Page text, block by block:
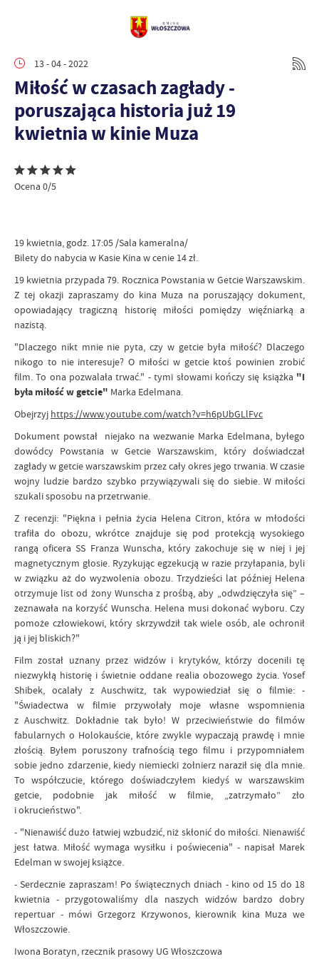
13 - 04 - 2022
Miłość w czasach zagłady -
poruszająca historia już 19
kwietnia w kinie Muza
Ocena 0/5
19 kwietnia, godz. 17:05 /Sala kameralna/
Bilety do nabycia w Kasie Kina w cenie 14 zł.
19 kwietnia przypada 79. Rocznica Powstania w Getcie Warszawskim.
Z tej okazji zapraszamy do kina Muza na poruszający dokument,
opowiadający tragiczną historię miłości pomiędzy więźniarką a
nazistą.
"Dlaczego nikt mnie nie pyta, czy w getcie była miłość? Dlaczego
nikogo to nie interesuje? O miłości w getcie ktoś powinien zrobić
film. To ona pozwalała trwać." - tymi słowami kończy się książka "I
była miłość w getcie" Marka Edelmana.
Obejrzyj https://www.youtube.com/watch?v=h6pUbGLlFvc
Dokument powstał niejako na wezwanie Marka Edelmana, byłego
dowódcy Powstania w Getcie Warszawskim, który doświadczał
zagłady w getcie warszawskim przez cały okres jego trwania. W czasie
wojny ludzie bardzo szybko przywiązywali się do siebie. W miłości
szukali sposobu na przetrwanie.
Z recenzji: "Piękna i pełnia życia Helena Citron, która w młodości
trafiła do obozu, wkrótce znajduje się pod protekcją wysokiego
rangą oficera SS Franza Wunscha, który zakochuje się w niej i jej
magnetycznym głosie. Ryzykując egzekucją w razie przyłapania, byli
w związku aż do wyzwolenia obozu. Trzydzieści lat później Helena
otrzymuje list od żony Wunscha z prośbą, aby „odwdzięczyła się” –
zeznawała na korzyść Wunscha. Helena musi dokonać wyboru. Czy
pomoże człowiekowi, który skrzywdził tak wiele osób, ale ochronił
ją i jej bliskich?"
Film został uznany przez widzów i krytyków, którzy docenili tę
niezwykłą historię i świetnie oddane realia obozowego życia. Yosef
Shibek, ocalały z Auschwitz, tak wypowiedział się o filmie: -
"Świadectwa w filmie przywołały moje własne wspomnienia
z Auschwitz. Dokładnie tak było! W przeciwieństwie do filmów
fabularnych o Holokauście, które zwykle wypaczają prawdę i mnie
złością. Byłem poruszony trafnością tego filmu i przypomniałem
sobie jedno zdarzenie, kiedy niemiecki żołnierz naraził się dla mnie.
To współczucie, którego doświadczyłem kiedyś w warszawskim
getcie, podobnie jak miłość w filmie, „zatrzymało” zło
i okrucieństwo".
- "Nienawiść dużo łatwiej wzbudzić, niż skłonić do miłości. Nienawiść
jest łatwa. Miłość wymaga wysiłku i poświecenia" - napisał Marek
Edelman w swojej książce.
- Serdecznie zapraszam! Po świątecznych dniach - kino od 15 do 18
kwietnia - przygotowaliśmy dla naszych widzów bardzo dobry
repertuar - mówi Grzegorz Krzywonos, kierownik kina Muza we
Włoszczowie.
Iwona Boratyn, rzecznik prasowy UG Włoszczowa